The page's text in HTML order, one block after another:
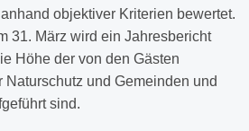
objektiver Kriterien bewertet.
31. März wird ein Jahresbericht
Höhe der von den Gästen
Naturschutz und Gemeinden und
sind.